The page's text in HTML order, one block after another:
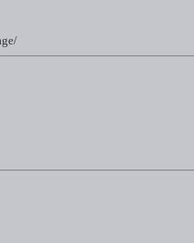
zwischen KÃ¶rper und